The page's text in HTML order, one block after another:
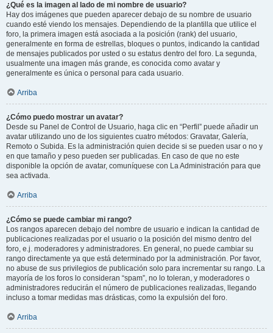
¿Qué es la imagen al lado de mi nombre de usuario?
Hay dos imágenes que pueden aparecer debajo de su nombre de usuario
cuando esté viendo los mensajes. Dependiendo de la plantilla que utilice el
foro, la primera imagen está asociada a la posición (rank) del usuario,
generalmente en forma de estrellas, bloques o puntos, indicando la cantidad
de mensajes publicados por usted o su estatus dentro del foro. La segunda,
usualmente una imagen más grande, es conocida como avatar y
generalmente es única o personal para cada usuario.
Arriba
¿Cómo puedo mostrar un avatar?
Desde su Panel de Control de Usuario, haga clic en “Perfil” puede añadir un
avatar utilizando uno de los siguientes cuatro métodos: Gravatar, Galería,
Remoto o Subida. Es la administración quien decide si se pueden usar o no y
en que tamaño y peso pueden ser publicadas. En caso de que no este
disponible la opción de avatar, comuníquese con La Administración para que
sea activada.
Arriba
¿Cómo se puede cambiar mi rango?
Los rangos aparecen debajo del nombre de usuario e indican la cantidad de
publicaciones realizadas por el usuario o la posición del mismo dentro del
foro, e.j. moderadores y administradores. En general, no puede cambiar su
rango directamente ya que está determinado por la administración. Por favor,
no abuse de sus privilegios de publicación solo para incrementar su rango. La
mayoría de los foros lo consideran “spam”, no lo toleran, y moderadores o
administradores reducirán el número de publicaciones realizadas, llegando
incluso a tomar medidas mas drásticas, como la expulsión del foro.
Arriba